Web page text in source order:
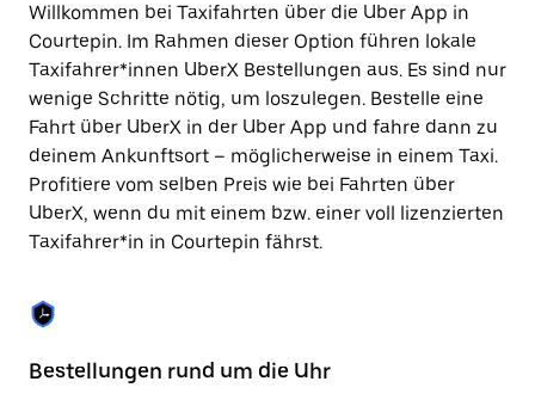
Datum
auszuwählen.
Drücke
die
Escape-
Taste,
um
den
Kalender
zu
schließen.
Willkommen bei Taxifahrten über die Uber App in
Courtepin. Im Rahmen dieser Option führen lokale
Taxifahrer*innen UberX Bestellungen aus. Es sind nur
wenige Schritte nötig, um loszulegen. Bestelle eine
Fahrt über UberX in der Uber App und fahre dann zu
deinem Ankunftsort – möglicherweise in einem Taxi.
Profitiere vom selben Preis wie bei Fahrten über
UberX, wenn du mit einem bzw. einer voll lizenzierten
Taxifahrer*in in Courtepin fährst.
Bestellungen rund um die Uhr